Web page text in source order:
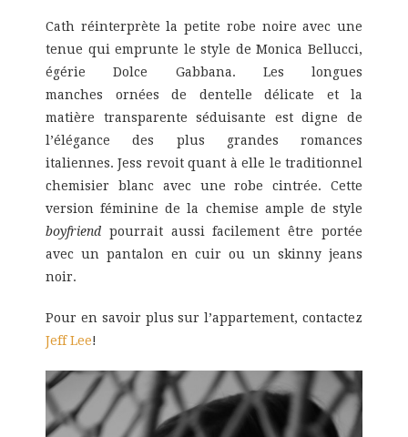
Cath réinterprète la petite robe noire avec une
tenue qui emprunte le style de Monica Bellucci,
égérie Dolce Gabbana. Les longues
manches ornées de dentelle délicate et la
matière transparente séduisante est digne de
l’élégance des plus grandes romances
italiennes.Jess revoit quant à elle le traditionnel
chemisier blanc avec une robe cintrée. Cette
version féminine de la chemise ample de style
boyfriend pourrait aussi facilement être portée
avec un pantalon en cuir ou un skinny jeans
noir.
Pour en savoir plus sur l’appartement, contactez
Jeff Lee!